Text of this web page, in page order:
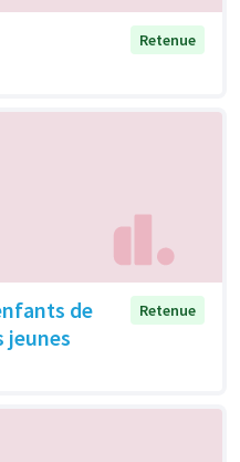
Retenue
de
jeunes
Retenue